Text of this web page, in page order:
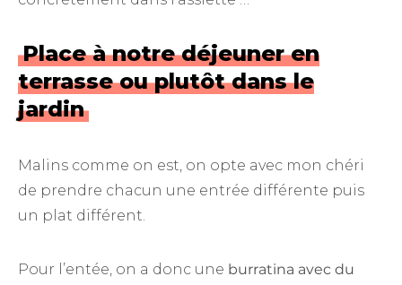
Place à notre déjeuner en
terrasse ou plutôt dans le
jardin
Malins comme on est, on opte avec mon chéri
de prendre chacun une entrée différente puis
un plat différent.
Pour l’entée, on a donc une burratina avec du